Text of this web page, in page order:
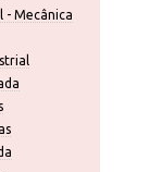
- Mecânica